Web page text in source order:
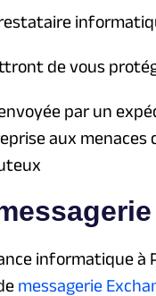
de vous
par un
aux
informatique à
messagerie